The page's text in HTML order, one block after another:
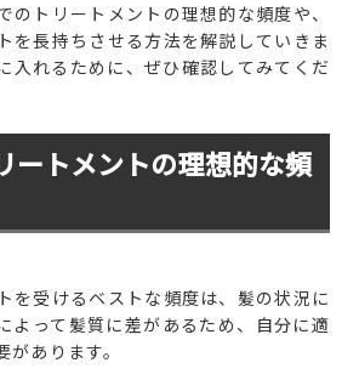
のトリートメントの理想的な頻度や、
を長持ちさせる方法を解説していきま
入れるために、ぜひ確認してみてくだ
ートメントの理想的な頻
を受けるベストな頻度は、髪の状況に
よって髪質に差があるため、自分に適
あります。